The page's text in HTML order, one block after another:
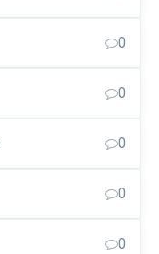
0
0
0
0
0